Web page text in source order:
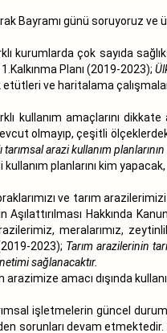
Bayramı günü soruyoruz
kurumlarda çok sayıda
Planı (2019-2023);
ve haritalama
kullanım amaçlarını
olmayıp, çeşitli
arazi kullanım
planlarını kim
ve tarım
Aşılattırılması Hakkında
meralarımız,
2023); Tarım arazilerinin
sağlanacaktır.
arazimize amacı dışında
işletmelerin güncel
sorunları devam etmektedir.